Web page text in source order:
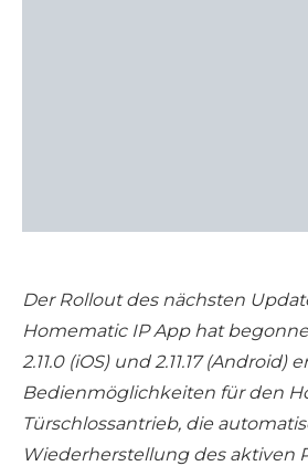
Der Rollout des nächsten
Homematic IP App hat
2.11.0 (iOS) und 2.11.17 (Android)
Bedienmöglichkeiten für den
Türschlossantrieb, die
Wiederherstellung des aktiven